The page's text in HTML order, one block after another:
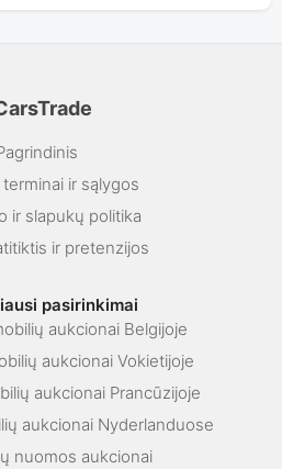
ir sąlygos
ir slapukų politika
ir pretenzijos
pasirinkimai
aukcionai Belgijoje
aukcionai Vokietijoje
aukcionai Prancūzijoje
aukcionai Nyderlanduose
nuomos aukcionai